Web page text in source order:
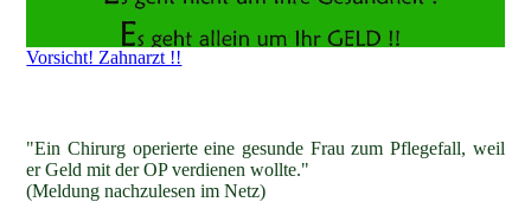
Vorsicht! Zahnarzt !!
"Ein Chirurg operierte eine gesunde Frau zum Pflegefall, weil
er Geld mit der OP verdienen wollte."
(Meldung nachzulesen im Netz)